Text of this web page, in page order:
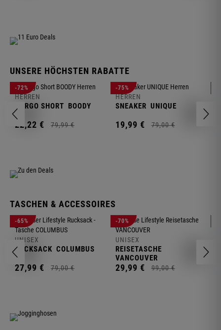
UNSERE HÖCHSTEN RABATTE
-72%
HERREN
CARGO SHORT BOODY
22,22 € 79,99 €
-75%
HERREN
SNEAKER UNIQUE
19,99 € 79,00 €
TASCHEN & ACCESSOIRES
-65%
UNISEX
RUCKSACK COLUMBUS
27,99 € 79,00 €
-70%
UNISEX
REISETASCHE
VANCOUVER
29,99 € 99,00 €